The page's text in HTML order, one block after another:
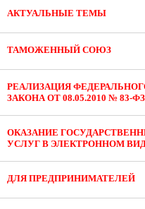
АКТУАЛЬНЫЕ ТЕМЫ
ТАМОЖЕННЫЙ СОЮЗ
РЕАЛИЗАЦИЯ
ЗАКОНА ОТ 08.05.2010 № 83-ФЗ
ОКАЗАНИЕ
УСЛУГ В ЭЛЕКТРОННОМ
ДЛЯ ПРЕДПРИНИМАТЕЛЕЙ